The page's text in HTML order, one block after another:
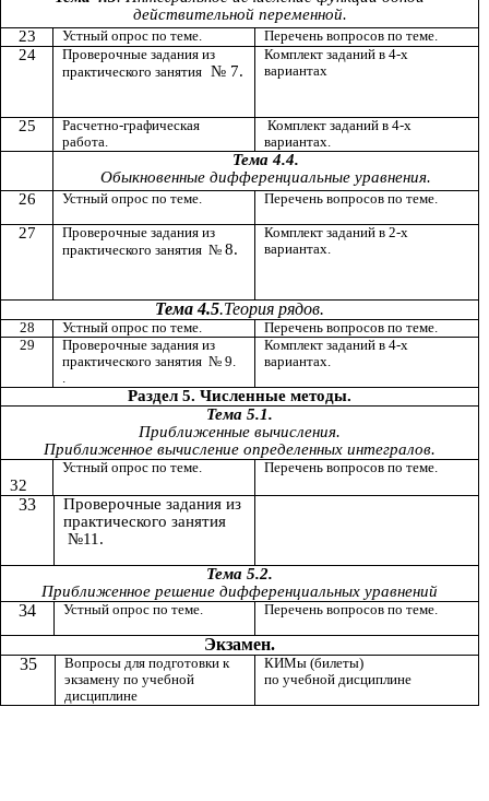
действительной переменной.
23
Устный опрос по теме. Перечень вопросов по теме.
24
Проверочные задания из
практического занятия № 7.
Комплект заданий в 4-х
вариантах
25
Расчетно-графическая
работа.
Комплект заданий в 4-х
вариантах.
Тема 4.4.
Обыкновенные дифференциальные уравнения.
26
Устный опрос по теме. Перечень вопросов по теме.
27
Проверочные задания из
практического занятия № 8.
Комплект заданий в 2-х
вариантах.
Тема 4.5.Теория рядов.
28 Устный опрос по теме.
Перечень вопросов по теме.
29
Проверочные задания из
практического занятия № 9.
.
Комплект заданий в 4-х
вариантах.
Раздел 5. Численные методы.
Тема 5.1.
Приближенные вычисления.
Приближенное вычисление определенных интегралов.
32
Устный опрос по теме. Перечень вопросов по теме.
33
Проверочные задания из
практического занятия
№11.
Тема 5.2.
Приближенное решение дифференциальных уравнений
34 Устный опрос по теме. Перечень вопросов по теме.
Экзамен.
35
Вопросы для подготовки к
экзамену по учебной
дисциплине
КИМы (билеты)
по учебной дисциплине